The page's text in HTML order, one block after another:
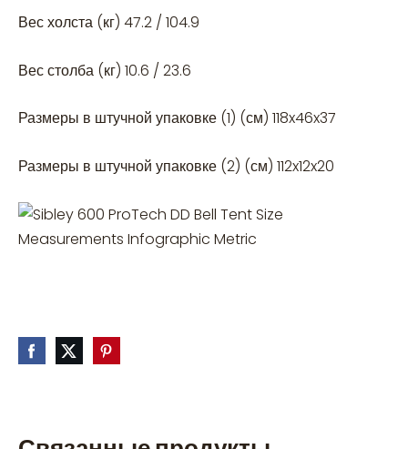
Вес холста (кг) 47.2 / 104.9
Вес столба (кг) 10.6 / 23.6
Размеры в штучной упаковке (1) (см) 118x46x37
Размеры в штучной упаковке (2) (см) 112x12x20